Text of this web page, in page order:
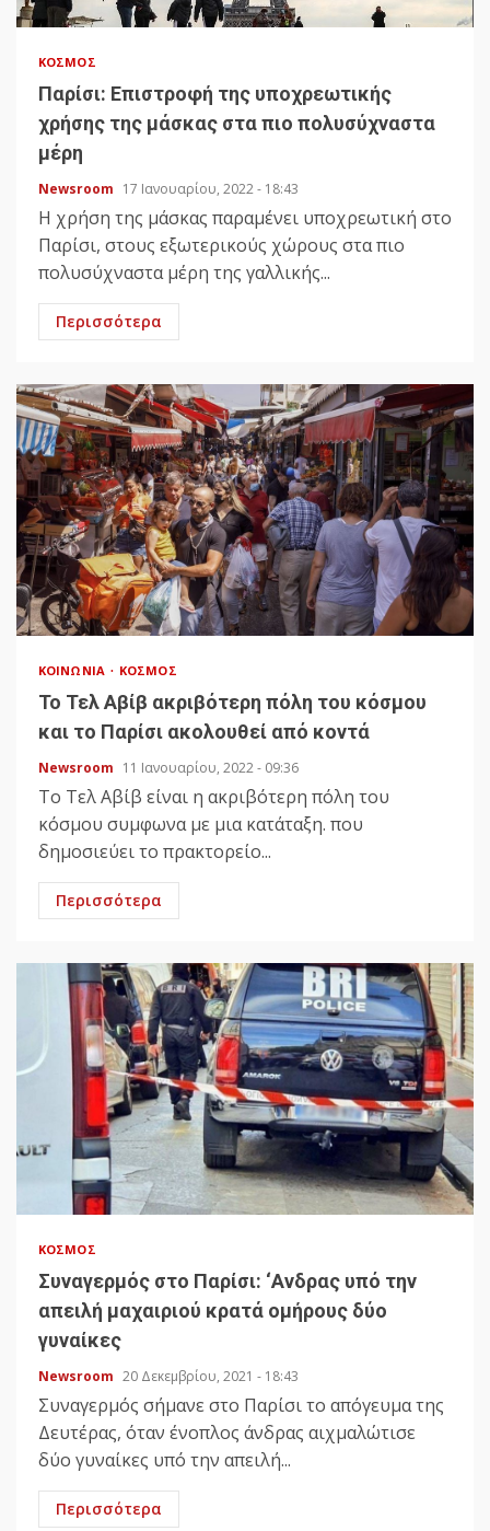
ΚΌΣΜΟΣ
Παρίσι: Επιστροφή της υποχρεωτικής
χρήσης της μάσκας στα πιο πολυσύχναστα
μέρη
Newsroom 17 Ιανουαρίου, 2022 - 18:43
Η χρήση της μάσκας παραμένει υποχρεωτική στο
Παρίσι, στους εξωτερικούς χώρους στα πιο
πολυσύχναστα μέρη της γαλλικής...
Περισσότερα
ΚΟΙΝΩΝΊΑ ΚΌΣΜΟΣ
Το Τελ Αβίβ ακριβότερη πόλη του κόσμου
και το Παρίσι ακολουθεί από κοντά
Newsroom 11 Ιανουαρίου, 2022 - 09:36
Το Τελ Αβίβ είναι η ακριβότερη πόλη του
κόσμου συμφωνα με μια κατάταξη. που
δημοσιεύει το πρακτορείο...
Περισσότερα
ΚΌΣΜΟΣ
Συναγερμός στο Παρίσι: ‘Ανδρας υπό την
απειλή μαχαιριού κρατά ομήρους δύο
γυναίκες
Newsroom 20 Δεκεμβρίου, 2021 - 18:43
Συναγερμός σήμανε στο Παρίσι το απόγευμα της
Δευτέρας, όταν ένοπλος άνδρας αιχμαλώτισε
δύο γυναίκες υπό την απειλή...
Περισσότερα